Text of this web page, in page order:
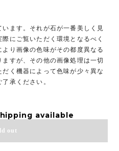
ます。それが石が一番美しく見
にご覧いただく環境となるべく
り画像の色味がその都度異なる
すが、その他の画像処理は一切
く機器によって色味が少々異な
承ください。
available
out